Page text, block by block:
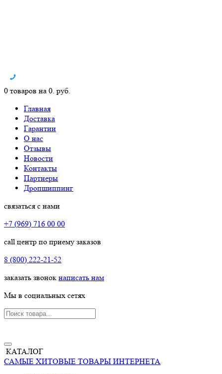
0 товаров на 0. руб.
Главная
Доставка
Гарантии
О нас
Отзывы
Новости
Контакты
Партнеры
Дропшиппинг
связаться с нами
+7 (969) 716 00 00
call центр по приему заказов
8 (800) 222-21-52
заказать звонок написать нам
Мы в социальных сетях
КАТАЛОГ
САМЫЕ ХИТОВЫЕ ТОВАРЫ ИНТЕРНЕТА